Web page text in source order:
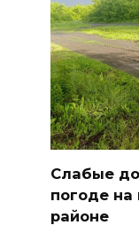
Слабые
погоде
районе